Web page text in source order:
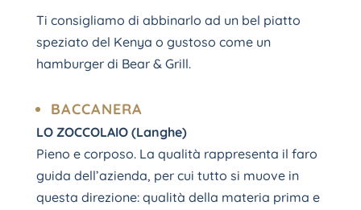
Ti consigliamo di abbinarlo ad un bel piatto
speziato del Kenya o gustoso come un
hamburger di Bear & Grill.
BACCANERA
LO ZOCCOLAIO (Langhe)
Pieno e corposo. La qualità rappresenta il faro
guida dell’azienda, per cui tutto si muove in
questa direzione: qualità della materia prima e